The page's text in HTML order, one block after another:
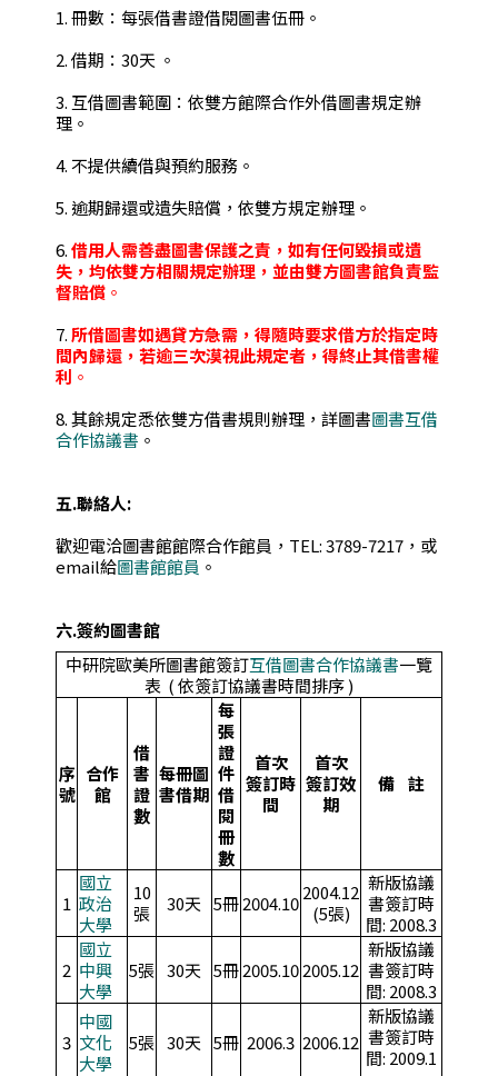
1. 冊數：每張借書證借閱圖書伍冊。
2. 借期：30天 。
3. 互借圖書範圍：依雙方館際合作外借圖書規定辦
理。
4. 不提供續借與預約服務。
5. 逾期歸還或遺失賠償，依雙方規定辦理。
6.借用人需善盡圖書保護之責，如有任何毀損或遺
失，均依雙方相關規定辦理，並由雙方圖書館負責監
督賠償 。
7.所借圖書如遇貸方急需，得隨時要求借方於指定時
間內歸還，若逾三次漠視此規定者，得終止其借書權
利 。
8. 其餘規定悉依雙方借書規則辦理，詳圖書圖書互借
合作協議書 。
五.聯絡人:
歡迎電洽圖書館館際合作館員，TEL: 3789-7217，或
email給圖書館館員 。
六.簽約圖書館
中研院歐美所圖書館簽訂互借圖書合作協議書一覽
表 ( 依簽訂協議書時間排序 )
序
號
合作
館
借
書
證
數
每冊圖
書借期
每
張
證
件
借
閱
冊
數
首次
簽訂時
間
首次
簽訂效
期
備 註
1
國立
政治
大學
10
張
30天 5冊2004.102004.12
(5張)
新版協議
書簽訂時
間: 2008.3
2
國立
中興
大學
5張 30天 5冊2005.102005.12
新版協議
書簽訂時
間: 2008.3
3
中國
文化
大學
5張 30天 5冊 2006.3 2006.12
新版協議
書簽訂時
間: 2009.1